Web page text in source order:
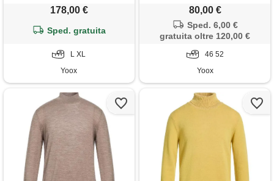
178,00 €
Sped. gratuita
L XL
Yoox
80,00 €
Sped. 6,00 €
gratuita oltre 120,00 €
46 52
Yoox